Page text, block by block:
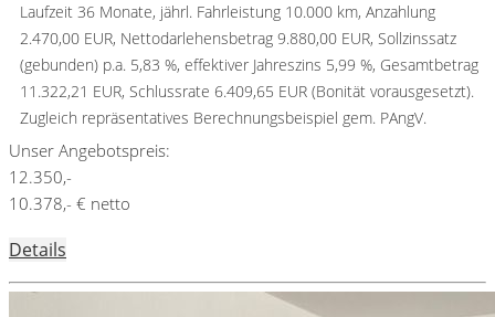
Laufzeit 36 Monate, jährl. Fahrleistung 10.000 km, Anzahlung
2.470,00 EUR, Nettodarlehensbetrag 9.880,00 EUR, Sollzinssatz
(gebunden) p.a. 5,83 %, effektiver Jahreszins 5,99 %, Gesamtbetrag
11.322,21 EUR, Schlussrate 6.409,65 EUR (Bonität vorausgesetzt).
Zugleich repräsentatives Berechnungsbeispiel gem. PAngV.
Unser Angebotspreis:
12.350,-
10.378,- € netto
Details